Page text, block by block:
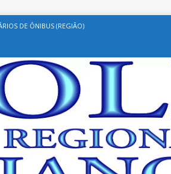
DE ÔNIBUS (REGIÃO)